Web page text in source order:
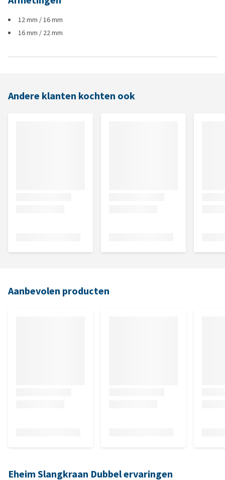
12 mm / 16 mm
16 mm / 22 mm
Andere klanten kochten ook
Aanbevolen producten
Eheim Slangkraan Dubbel ervaringen